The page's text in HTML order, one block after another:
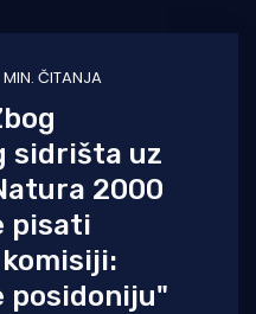
ČITANJA
sidrišta uz
2000
pisati
posidoniju"